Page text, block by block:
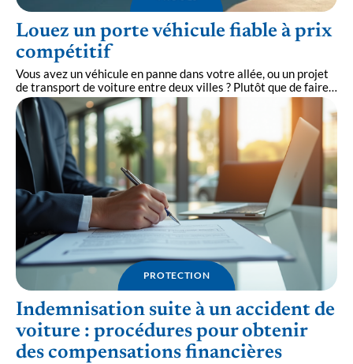
Louez un porte véhicule fiable à prix
compétitif
Vous avez un véhicule en panne dans votre allée, ou un projet
de transport de voiture entre deux villes ? Plutôt que de faire…
PROTECTION
Indemnisation suite à un accident de
voiture : procédures pour obtenir
des compensations financières